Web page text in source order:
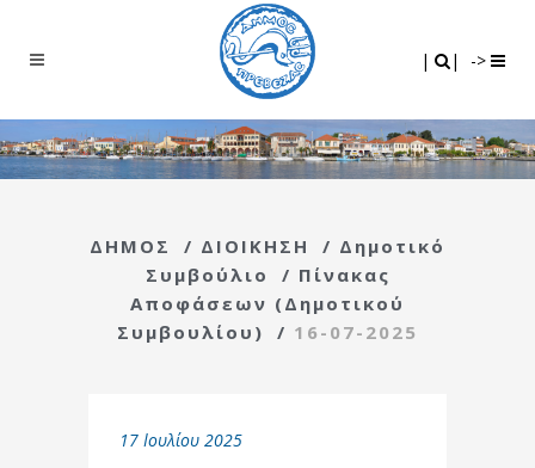
| | ->
ΔΗΜΟΣ / ΔΙΟΙΚΗΣΗ / Δημοτικό
Συμβούλιο
/ Πίνακας
Αποφάσεων (Δημοτικού
Συμβουλίου)
/ 16-07-2025
17 Ιουλίου 2025